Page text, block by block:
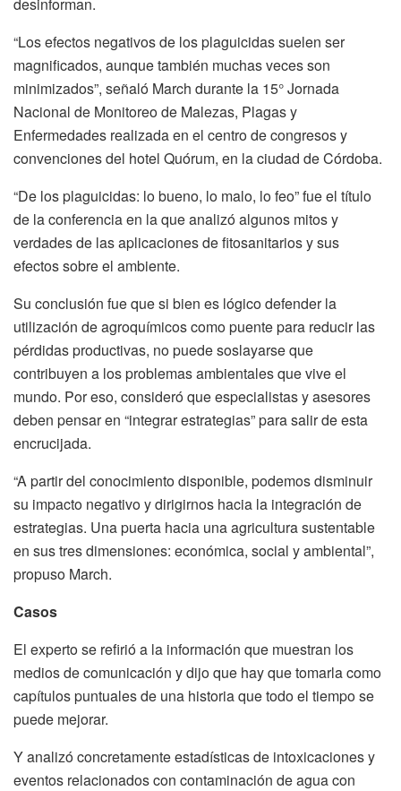
“Los efectos negativos de los plaguicidas suelen ser
magnificados, aunque también muchas veces son
minimizados”, señaló March durante la 15° Jornada
Nacional de Monitoreo de Malezas, Plagas y
Enfermedades realizada en el centro de congresos y
convenciones del hotel Quórum, en la ciudad de Córdoba.
“De los plaguicidas: lo bueno, lo malo, lo feo” fue el título
de la conferencia en la que analizó algunos mitos y
verdades de las aplicaciones de fitosanitarios y sus
efectos sobre el ambiente.
Su conclusión fue que si bien es lógico defender la
utilización de agroquímicos como puente para reducir las
pérdidas productivas, no puede soslayarse que
contribuyen a los problemas ambientales que vive el
mundo. Por eso, consideró que especialistas y asesores
deben pensar en “integrar estrategias” para salir de esta
encrucijada.
“A partir del conocimiento disponible, podemos disminuir
su impacto negativo y dirigirnos hacia la integración de
estrategias. Una puerta hacia una agricultura sustentable
en sus tres dimensiones: económica, social y ambiental”,
propuso March.
Casos
El experto se refirió a la información que muestran los
medios de comunicación y dijo que hay que tomarla como
capítulos puntuales de una historia que todo el tiempo se
puede mejorar.
Y analizó concretamente estadísticas de intoxicaciones y
eventos relacionados con contaminación de agua con